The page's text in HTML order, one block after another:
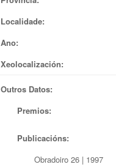
Localidade:
Ano:
Xeolocalización:
Outros Datos:
Premios:
Publicacións:
Obradoiro 26 | 1997